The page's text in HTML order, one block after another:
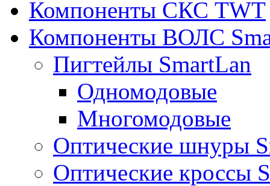
Компоненты СКС TWT
Компоненты ВОЛС
Пигтейлы SmartLan
Одномодовые
Многомодовые
Оптические шнуры
Оптические кроссы